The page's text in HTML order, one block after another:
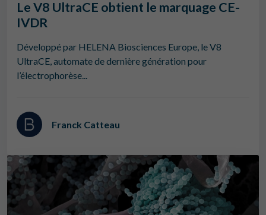
Le V8 UltraCE obtient le marquage CE-
IVDR
Développé par HELENA Biosciences Europe, le V8
UltraCE, automate de dernière génération pour
l’électrophorèse...
Franck Catteau